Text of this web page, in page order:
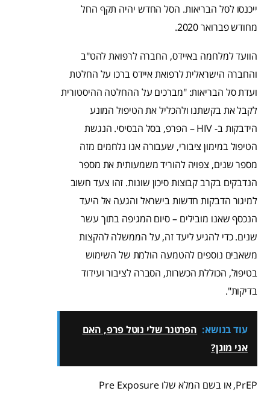
ייכנסו לסל הבריאות. הסל החדש יהיה תקף החל
מחודש פברואר 2020.
הוועד למלחמה באיידס, החברה לרפואת להט"ב
והחברה הישראלית לרפואת איידס ברכו על החלטת
ועדת סל הבריאות: "מברכים על ההחלטה ההיסטורית
לקבל את בקשתנו ולהכליל את הטיפול המונע
הידבקות ב- HIV – הפרפ, בסל הבסיסי. הנגשת
הטיפול במימון ציבורי, שעבורה אנו נלחמים מזה
מספר שנים, צפויה להוריד משמעותית את מספר
הנדבקים בקרב קבוצות סיכון שונות. זהו צעד חשוב
למיגור הדבקות חדשות בישראל והגעה אל היעד
הנכסף שאנו מובילים – סיום המגיפה בתוך עשר
שנים. כדי להגיע ליעד זה, על הממשלה להקצות
משאבים נוספים להטמעה הולמת של השימוש
בטיפול, הכוללת הכשרות, הסברה לציבור ועידוד
בדיקות".
עוד בנושא: הפרטנר שלי נוטל פרפ, האם
אני מוגן?
PrEP, או בשם המלא שלו Pre Exposure